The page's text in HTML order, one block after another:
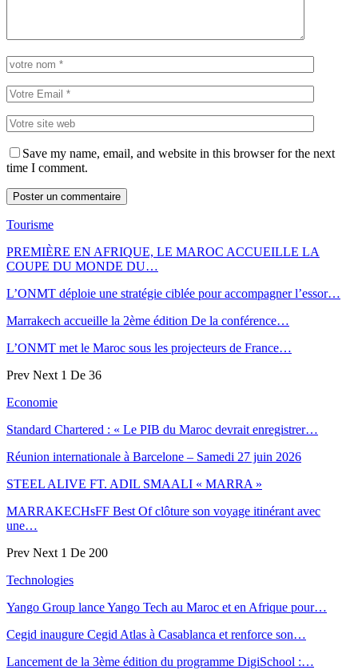
Save my name, email, and website in this browser for the next
time I comment.
Tourisme
PREMIÈRE EN AFRIQUE, LE MAROC ACCUEILLE LA
COUPE DU MONDE DU…
L’ONMT déploie une stratégie ciblée pour accompagner l’essor…
Marrakech accueille la 2ème édition De la conférence…
L’ONMT met le Maroc sous les projecteurs de France…
Prev Next 1 De 36
Economie
Standard Chartered : « Le PIB du Maroc devrait enregistrer…
Réunion internationale à Barcelone – Samedi 27 juin 2026
STEEL ALIVE FT. ADIL SMAALI « MARRA »
MARRAKECHsFF Best Of clôture son voyage itinérant avec
une…
Prev Next 1 De 200
Technologies
Yango Group lance Yango Tech au Maroc et en Afrique pour…
Cegid inaugure Cegid Atlas à Casablanca et renforce son…
Lancement de la 3ème édition du programme DigiSchool :…